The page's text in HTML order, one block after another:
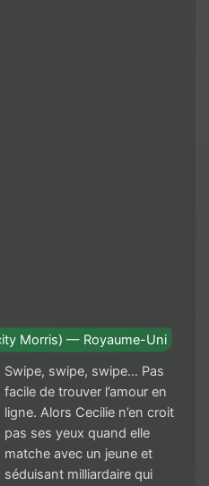
Morris) — Royaume-Uni
Swipe, swipe, swipe… Pas
facile de trouver l’amour en
ligne. Alors Cecilie n’en croit
pas ses yeux quand elle
matche avec un jeune et
séduisant milliardaire qui